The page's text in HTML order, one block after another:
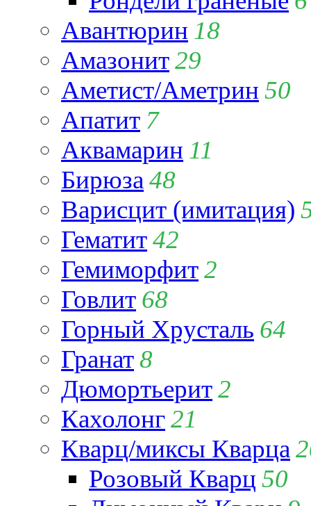
Авантюрин 18
Амазонит29
Аметист/Аметрин 50
Апатит 7
Аквамарин 11
Бирюза 48
Варисцит (имитация)
Гематит42
Гемиморфит2
Говлит 68
Горный Хрусталь 64
Гранат8
Дюмортьерит2
Кахолонг21
Кварц/миксы Кварца
Розовый Кварц 50